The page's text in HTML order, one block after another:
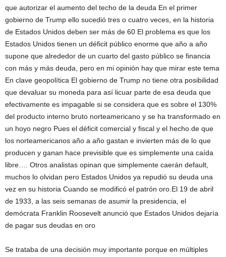
que autorizar el aumento del techo de la deuda En el primer
gobierno de Trump ello sucedió tres o cuatro veces, en la historia
de Estados Unidos deben ser más de 60 El problema es que los
Estados Unidos tienen un déficit público enorme que año a año
supone que alrededor de un cuarto del gasto público se financia
con más y más deuda, pero en mi opinión hay que mirar este tema
En clave geopolítica El gobierno de Trump no tiene otra posibilidad
que devaluar su moneda para así licuar parte de esa deuda que
efectivamente es impagable si se considera que es sobre el 130%
del producto interno bruto norteamericano y se ha transformado en
un hoyo negro Pues el déficit comercial y fiscal y el hecho de que
los norteamericanos año a año gastan e invierten más de lo que
producen y ganan hace previsible que es simplemente una caída
libre…. Otros analistas opinan que simplemente caerán default,
muchos lo olvidan pero Estados Unidos ya repudió su deuda una
vez en su historia Cuando se modificó el patrón oro.El 19 de abril
de 1933, a las seis semanas de asumir la presidencia, el
demócrata Franklin Roosevelt anunció que Estados Unidos dejaría
de pagar sus deudas en oro
Se trataba de una decisión muy importante porque en múltiples